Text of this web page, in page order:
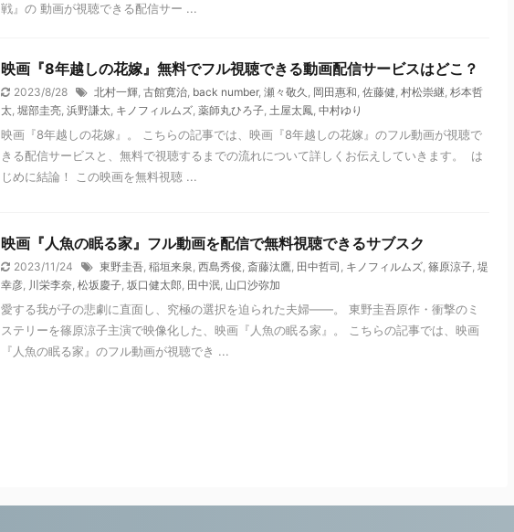
戦』の 動画が視聴できる配信サー ...
映画『8年越しの花嫁』無料でフル視聴できる動画配信サービスはどこ？
2023/8/28 北村一輝, 古館寛治, back number, 瀬々敬久 , 岡田惠和, 佐藤健, 村松崇継, 杉本哲
太, 堀部圭亮, 浜野謙太, キノフィルムズ, 薬師丸ひろ子, 土屋太鳳, 中村ゆり
映画『8年越しの花嫁』。 こちらの記事では、映画『8年越しの花嫁』のフル動画が視聴で
きる配信サービスと、無料で視聴するまでの流れについて詳しくお伝えしていきます。 は
じめに結論！ この映画を無料視聴 ...
映画『人魚の眠る家』フル動画を配信で無料視聴できるサブスク
2023/11/24 東野圭吾, 稲垣来泉, 西島秀俊, 斎藤汰鷹, 田中哲司 , キノフィルムズ, 篠原涼子, 堤
幸彦, 川栄李奈, 松坂慶子, 坂口健太郎, 田中泯, 山口沙弥加
愛する我が子の悲劇に直面し、究極の選択を迫られた夫婦――。 東野圭吾原作・衝撃のミ
ステリーを篠原涼子主演で映像化した、映画『人魚の眠る家』。 こちらの記事では、映画
『人魚の眠る家』のフル動画が視聴でき ...